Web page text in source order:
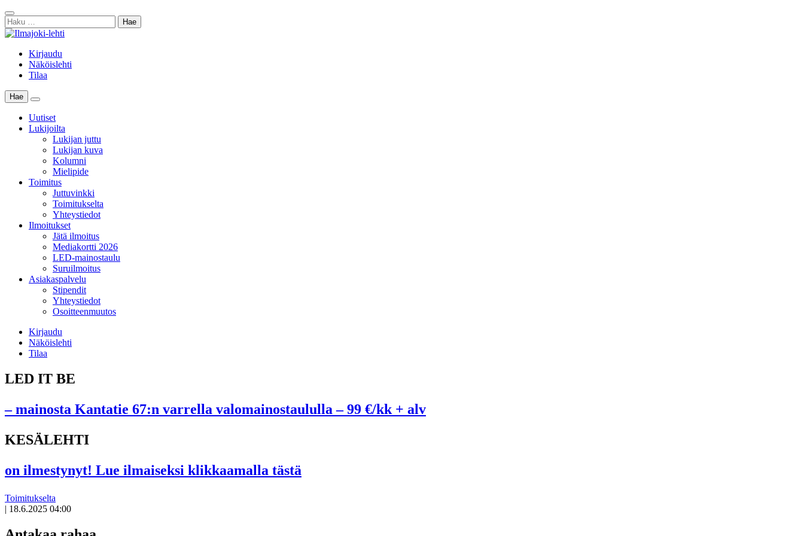
Skip
to
content
Sulje
haku
Haku:
Kirjaudu
Näköislehti
Tilaa
Hae
Main
Menu
Uutiset
Lukijoilta
Lukijan juttu
Lukijan kuva
Kolumni
Mielipide
Toimitus
Juttuvinkki
Toimitukselta
Yhteystiedot
Ilmoitukset
Jätä ilmoitus
Mediakortti 2026
LED-mainostaulu
Suruilmoitus
Asiakaspalvelu
Stipendit
Yhteystiedot
Osoitteenmuutos
Kirjaudu
Näköislehti
Tilaa
LED IT BE
– mainosta Kantatie 67:n varrella valomainostaululla – 99 €/kk + alv
KESÄLEHTI
on ilmestynyt! Lue ilmaiseksi klikkaamalla tästä
Toimitukselta
| 18.6.2025 04:00